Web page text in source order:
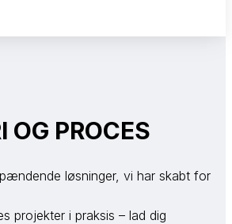
OG PROCES
løsninger, vi har skabt for
projekter i praksis – lad dig